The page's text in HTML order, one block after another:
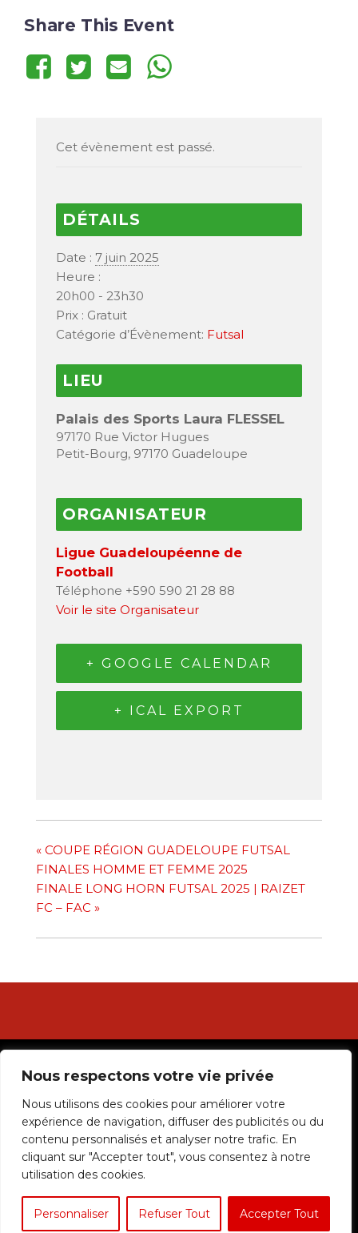
Nous respectons votre vie privée
Nous utilisons des cookies pour améliorer votre
expérience de navigation, diffuser des publicités ou du
contenu personnalisés et analyser notre trafic. En
cliquant sur "Accepter tout", vous consentez à notre
utilisation des cookies.
Personnaliser Refuser Tout Accepter Tout
Share This Event
Cet évènement est passé.
DÉTAILS
Date : 7 juin 2025
Heure :
20h00 - 23h30
Prix : Gratuit
Catégorie d’Évènement: Futsal
LIEU
Palais des Sports Laura FLESSEL
97170 Rue Victor Hugues
Petit-Bourg, 97170 Guadeloupe
ORGANISATEUR
Ligue Guadeloupéenne de
Football
Téléphone +590 590 21 28 88
Voir le site Organisateur
+ GOOGLE CALENDAR
+ ICAL EXPORT
« COUPE RÉGION GUADELOUPE FUTSAL
FINALES HOMME ET FEMME 2025
FINALE LONG HORN FUTSAL 2025 | RAIZET
FC – FAC »
© 2024 Ligue Guadeloupéenne de Football. Réalisé par
|
Mentions légales
Confidentialité